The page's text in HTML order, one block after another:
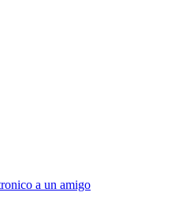
a un amigo